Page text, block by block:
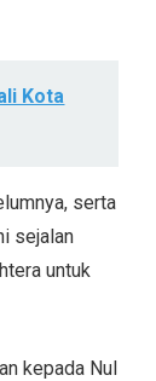
Kota
serta
sejalan
untuk
kepada Nul